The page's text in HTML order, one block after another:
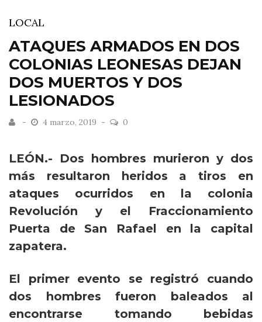
LOCAL
ATAQUES ARMADOS EN DOS
COLONIAS LEONESAS DEJAN
DOS MUERTOS Y DOS
LESIONADOS
4 marzo, 2019 0
LEÓN.- Dos hombres murieron y dos
más resultaron heridos a tiros en
ataques ocurridos en la colonia
Revolución y el Fraccionamiento
Puerta de San Rafael en la capital
zapatera.
El primer evento se registró cuando
dos hombres fueron baleados al
encontrarse tomando bebidas